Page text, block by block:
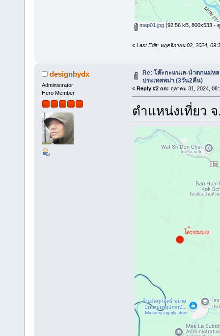
map01.jpg(92.56 kB, 800x533 -
« Last Edit: พฤศจิกายน 02, 2024,
designbydx
Administrator
Hero Member
Re: โค๊ะกะแนเล-น้ำตกแม่หล
ประเทศพม่า (3วัน2คืน)
« Reply #2 on: ตุลาคม 31, 2024,
ตำแหน่งเที่ยว